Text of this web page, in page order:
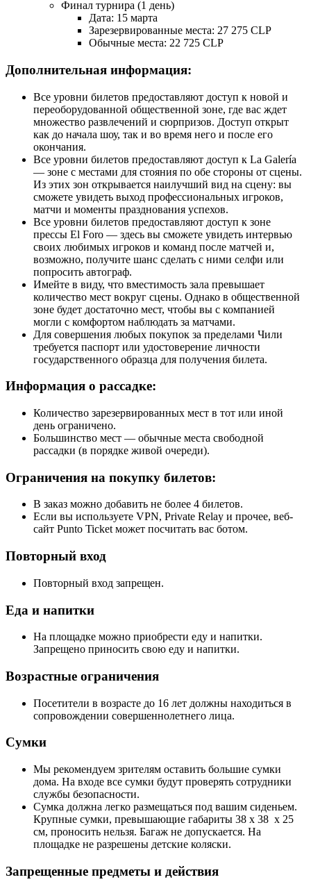
Финал турнира (1 день)
Дата: 15 марта
Зарезервированные места: 27 275 CLP
Обычные места: 22 725 CLP
Дополнительная информация:
Все уровни билетов предоставляют доступ к новой и
переоборудованной общественной зоне, где вас ждет
множество развлечений и сюрпризов. Доступ открыт
как до начала шоу, так и во время него и после его
окончания.
Все уровни билетов предоставляют доступ к La Galería
— зоне с местами для стояния по обе стороны от сцены.
Из этих зон открывается наилучший вид на сцену: вы
сможете увидеть выход профессиональных игроков,
матчи и моменты празднования успехов.
Все уровни билетов предоставляют доступ к зоне
прессы El Foro — здесь вы сможете увидеть интервью
своих любимых игроков и команд после матчей и,
возможно, получите шанс сделать с ними селфи или
попросить автограф.
Имейте в виду, что вместимость зала превышает
количество мест вокруг сцены. Однако в общественной
зоне будет достаточно мест, чтобы вы с компанией
могли с комфортом наблюдать за матчами.
Для совершения любых покупок за пределами Чили
требуется паспорт или удостоверение личности
государственного образца для получения билета.
Информация о рассадке:
Количество зарезервированных мест в тот или иной
день ограничено.
Большинство мест — обычные места свободной
рассадки (в порядке живой очереди).
Ограничения на покупку билетов:
В заказ можно добавить не более 4 билетов.
Если вы используете VPN, Private Relay и прочее, веб-
сайт Punto Ticket может посчитать вас ботом.
Повторный вход
Повторный вход запрещен.
Еда и напитки
На площадке можно приобрести еду и напитки.
Запрещено приносить свою еду и напитки.
Возрастные ограничения
Посетители в возрасте до 16 лет должны находиться в
сопровождении совершеннолетнего лица.
Сумки
Мы рекомендуем зрителям оставить большие сумки
дома. На входе все сумки будут проверять сотрудники
службы безопасности.
Сумка должна легко размещаться под вашим сиденьем.
Крупные сумки, превышающие габариты 38 x 38 x 25
см, проносить нельзя. Багаж не допускается. На
площадке не разрешены детские коляски.
Запрещенные предметы и действия